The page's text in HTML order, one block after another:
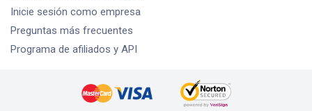
Inicie sesión como empresa
Preguntas más frecuentes
Programa de afiliados y API